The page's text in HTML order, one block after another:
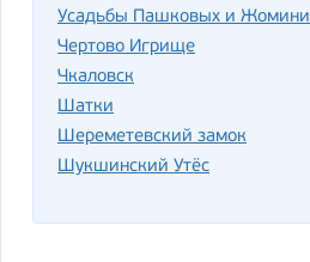
Усадьбы Пашковых и Жомини
Чертово Игрище
Чкаловск
Шатки
Шереметевский замок
Шукшинский Утёс